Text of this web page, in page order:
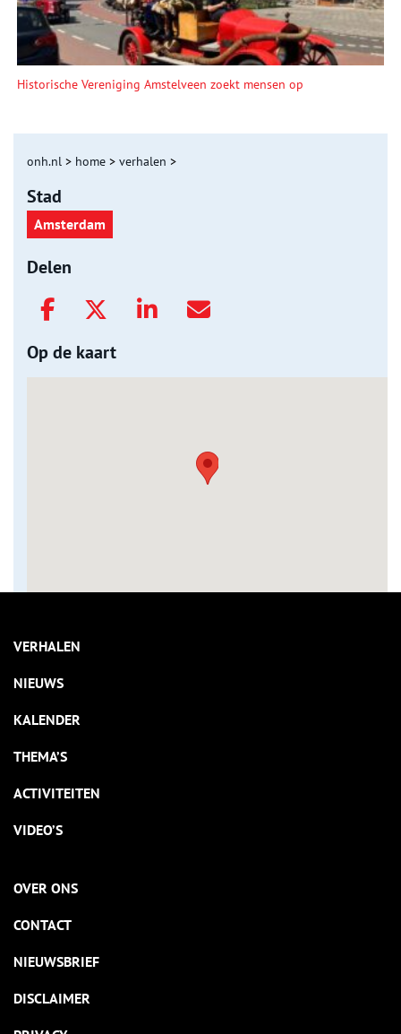
Historische Vereniging Amstelveen zoekt mensen op
onh.nl > home > verhalen >
Stad
Amsterdam
Delen
Op de kaart
VERHALEN
NIEUWS
KALENDER
THEMA’S
ACTIVITEITEN
VIDEO’S
OVER ONS
CONTACT
NIEUWSBRIEF
DISCLAIMER